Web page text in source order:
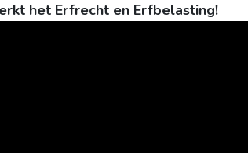
het Erfrecht en Erfbelasting!